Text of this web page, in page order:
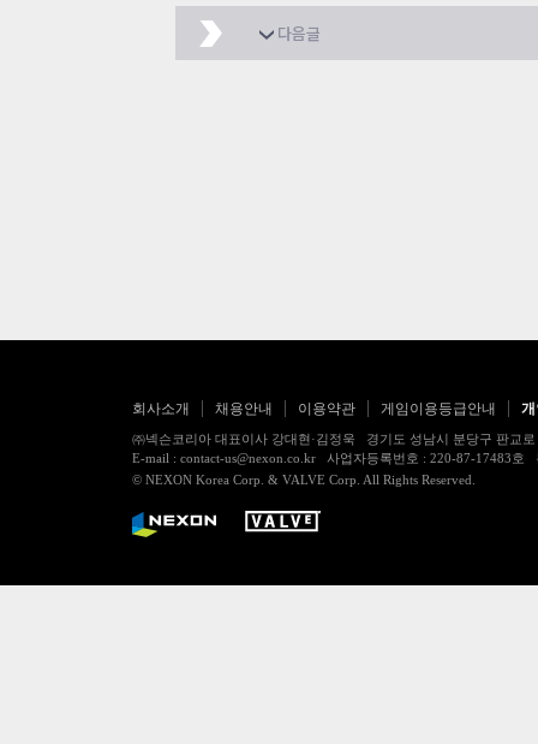
아저씨
다음글
회사소개 채용안내 이용약관 게임이용등급안내
㈜넥슨코리아 대표이사 강대현·김정욱 경기도 성남시 분당구 판교
E-mail : contact-us@nexon.co.kr 사업자등록번호 : 220-87-17483
© NEXON Korea Corp. & VALVE Corp. All Rights Reserved.